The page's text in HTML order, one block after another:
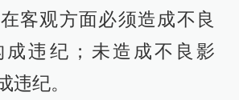
客观方面必须造成不良
成违纪；未造成不良影
违纪。